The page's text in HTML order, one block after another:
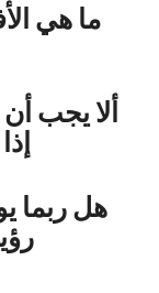
ما هي
ألا يجب
هل ربما